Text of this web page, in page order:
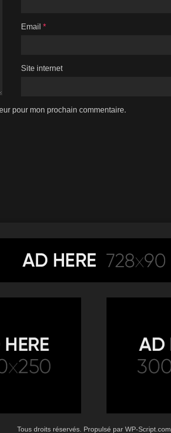
Email*
Site internet
pour mon prochain commentaire.
Tous droits réservés. Propulsé par WP-Script.com